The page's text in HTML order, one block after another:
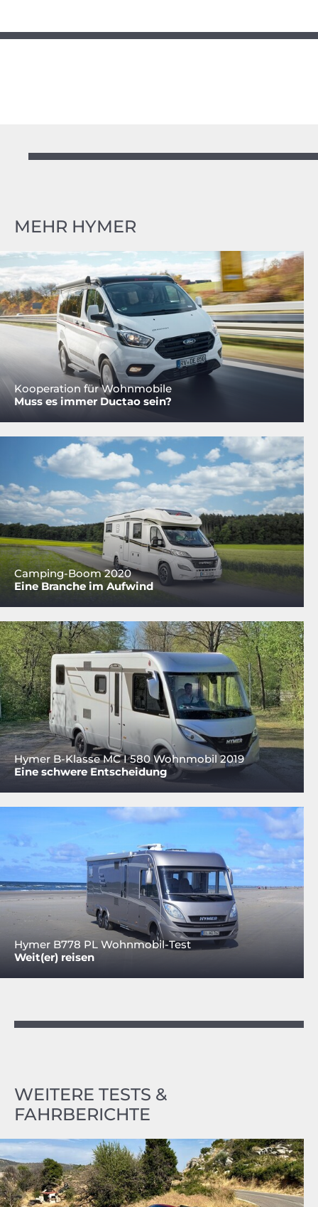
MEHR HYMER
Kooperation für Wohnmobile
Muss es immer Ductao sein?
Camping-Boom 2020
Eine Branche im Aufwind
Hymer B-Klasse MC I 580 Wohnmobil 2019
Eine schwere Entscheidung
Hymer B778 PL Wohnmobil-Test
Weit(er) reisen
WEITERE TESTS &
FAHRBERICHTE